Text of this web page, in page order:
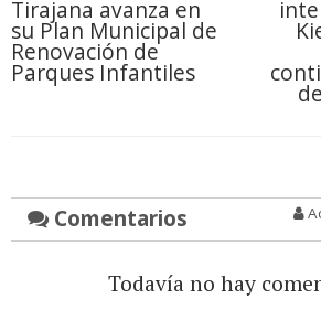
Tirajana avanza en
su Plan Municipal de
Renovación de
Parques Infantiles
Comentarios
Todavía no hay